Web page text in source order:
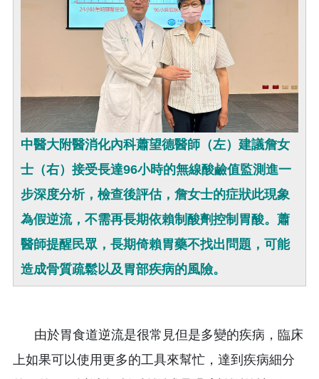
中醫大附醫消化內科蕭望德醫師（左）建議詹女
士（右）接受長達96小時的無線酸鹼值監測進一
步深度分析，檢查後評估，詹女士的症狀此現象
為假逆流，不需再長期依賴制酸劑控制胃酸。蕭
醫師提醒民眾，長期倚賴胃藥不找出問題，可能
造成骨質疏鬆以及胃部疾病的風險。
由於胃食道逆流是很常見但是多變的疾病，臨床
上如果可以使用更多的工具來幫忙，達到疾病細分